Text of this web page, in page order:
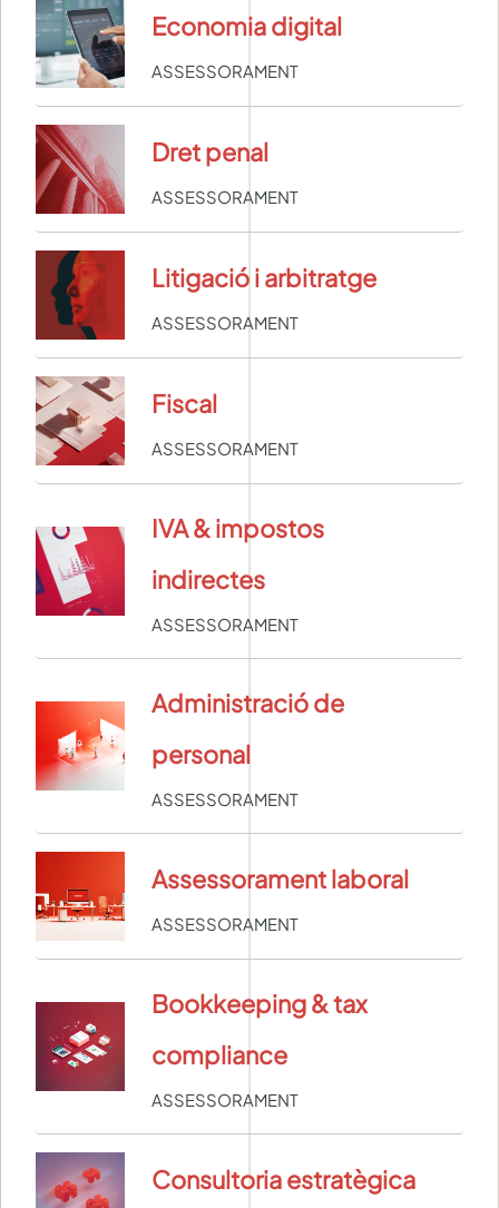
Economia digital
ASSESSORAMENT
Dret penal
ASSESSORAMENT
Litigació i arbitratge
ASSESSORAMENT
Fiscal
ASSESSORAMENT
IVA & impostos
indirectes
ASSESSORAMENT
Administració de
personal
ASSESSORAMENT
Assessorament laboral
ASSESSORAMENT
Bookkeeping & tax
compliance
ASSESSORAMENT
Consultoria estratègica